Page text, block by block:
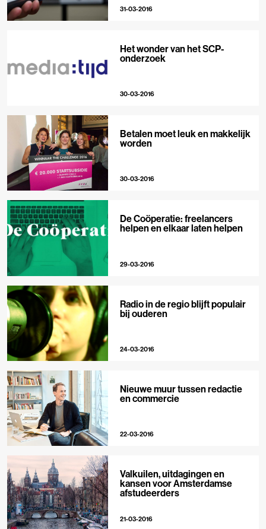
31-03-2016
Het wonder van het SCP-
onderzoek
30-03-2016
Betalen moet leuk en makkelijk
worden
30-03-2016
De Coöperatie: freelancers
helpen en elkaar laten helpen
29-03-2016
Radio in de regio blijft populair
bij ouderen
24-03-2016
Nieuwe muur tussen redactie
en commercie
22-03-2016
Valkuilen, uitdagingen en
kansen voor Amsterdamse
afstudeerders
21-03-2016